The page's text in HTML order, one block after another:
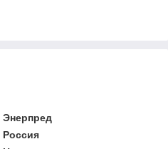
Энерпред
Россия